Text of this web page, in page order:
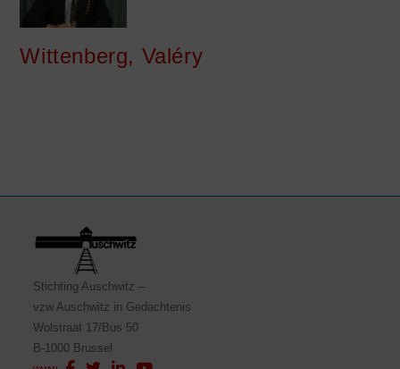
Wittenberg, Valéry
Stichting Auschwitz –
vzw Auschwitz in Gedachtenis
Wolstraat 17/Bus 50
B-1000 Brussel